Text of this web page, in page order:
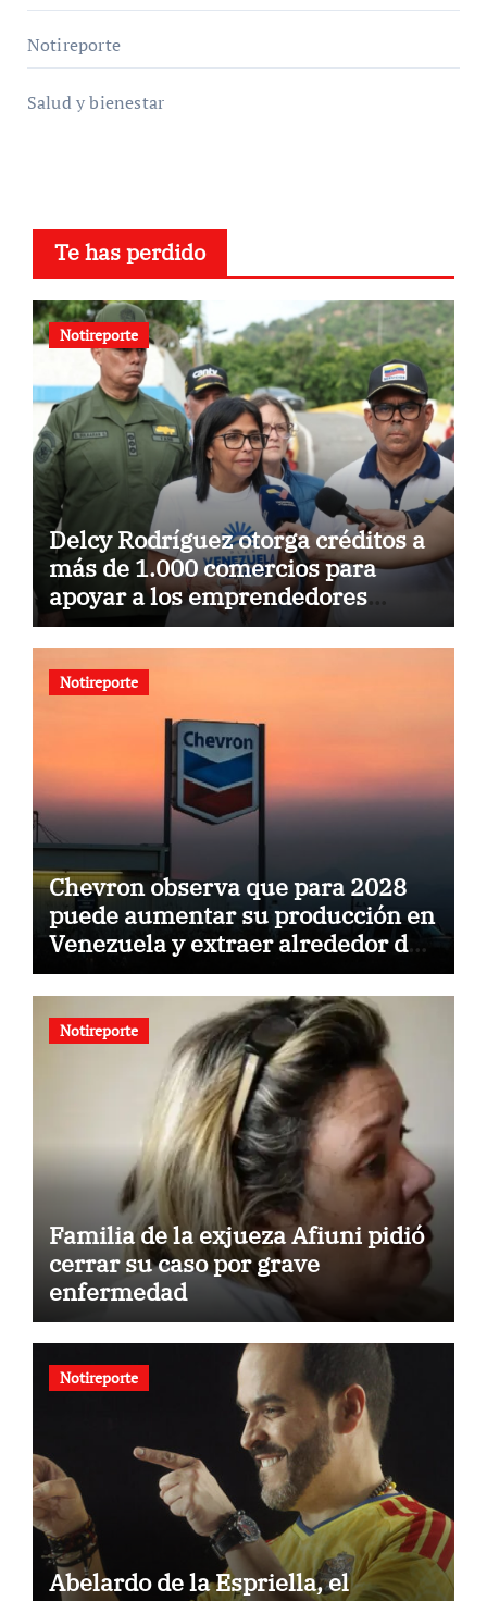
Notireporte
Salud y bienestar
Te has perdido
Notireporte
Delcy Rodríguez otorga créditos a
más de 1.000 comercios para
apoyar a los emprendedores
afectados por los terremotos
Notireporte
Chevron observa que para 2028
puede aumentar su producción en
Venezuela y extraer alrededor de
420.000 barriles diarios
Notireporte
Familia de la exjueza Afiuni pidió
cerrar su caso por grave
enfermedad
Notireporte
Abelardo de la Espriella, el